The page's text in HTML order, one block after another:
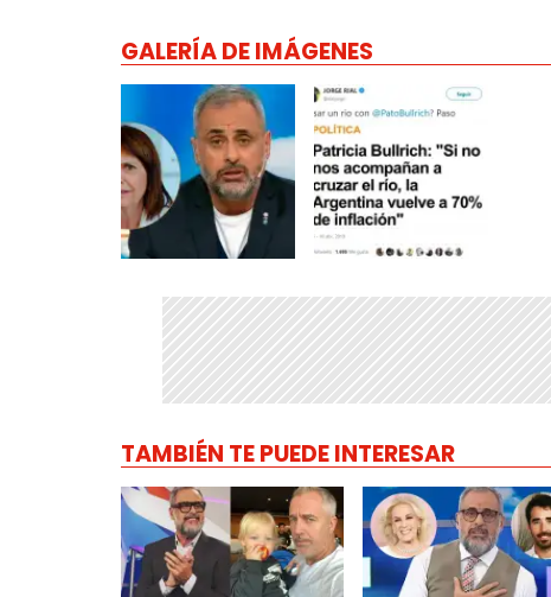
GALERÍA DE IMÁGENES
TAMBIÉN TE PUEDE INTERESAR